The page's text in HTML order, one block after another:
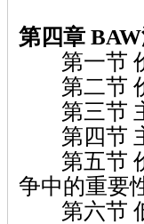
第四章
第一节
第二节 价
第三节 主
第四节 主
第五节 价
争中的重要
第六节 低